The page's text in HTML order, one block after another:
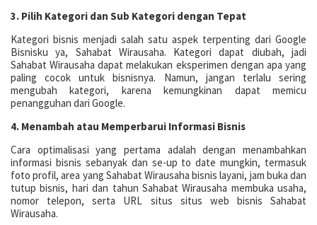
3. Pilih Kategori dan Sub Kategori dengan Tepat
Kategori bisnis menjadi salah satu aspek terpenting dari Google
Bisnisku ya, Sahabat Wirausaha. Kategori dapat diubah, jadi
Sahabat Wirausaha dapat melakukan eksperimen dengan apa yang
paling cocok untuk bisnisnya. Namun, jangan terlalu sering
mengubah kategori, karena kemungkinan dapat memicu
penangguhan dari Google.
4. Menambah atau Memperbarui Informasi Bisnis
Cara optimalisasi yang pertama adalah dengan menambahkan
informasi bisnis sebanyak dan se-up to date mungkin, termasuk
foto profil, area yang Sahabat Wirausaha bisnis layani, jam buka dan
tutup bisnis, hari dan tahun Sahabat Wirausaha membuka usaha,
nomor telepon, serta URL situs situs web bisnis Sahabat
Wirausaha.